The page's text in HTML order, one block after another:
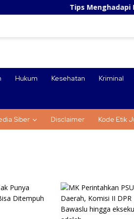
Tips Menghadapi Berita
Hukum Kesehatan Kriminal
Siber Disclaimer Kode Etik